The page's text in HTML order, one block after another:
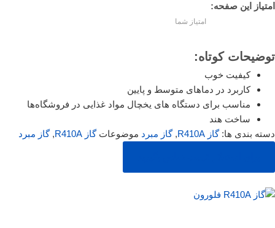
امتیاز این صفحه:
امتیاز شما
توضیحات کوتاه:
کیفیت خوب
کاربرد در دماهای متوسط و پایین
مناسب برای دستگاه های یخچال مواد غذایی در فروشگاه‌ها
ساخت هند
دسته بندی ها: گاز R410A ,گاز مبرد موضوعات گاز R410A ,گاز مبرد